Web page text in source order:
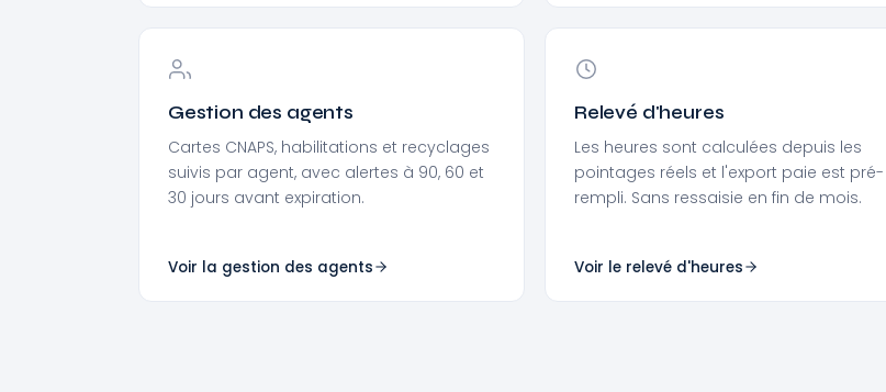
Gestion des agents
Cartes CNAPS, habilitations et recyclages
suivis par agent, avec alertes à 90, 60 et
30 jours avant expiration.
Voir la gestion des agents
Relevé d'heures
Les heures sont calculées depuis les
pointages réels et l'export paie est pré-
rempli. Sans ressaisie en fin de mois.
Voir le relevé d'heures